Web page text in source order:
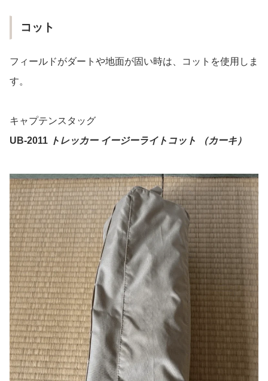
コット
フィールドがダートや地面が固い時は、コットを使用しま
す。
キャプテンスタッグ
UB-2011 トレッカー イージーライトコット （カーキ）